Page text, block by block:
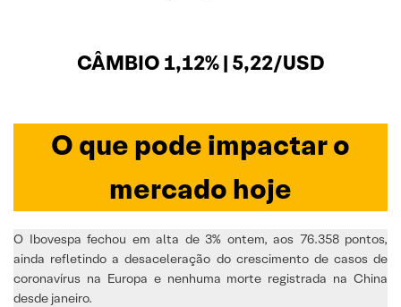
CÂMBIO 1,12% | 5,22/USD
O que pode impactar o
mercado hoje
O Ibovespa fechou em alta de 3% ontem, aos 76.358 pontos,
ainda refletindo a desaceleração do crescimento de casos de
coronavírus na Europa e nenhuma morte registrada na China
desde janeiro.